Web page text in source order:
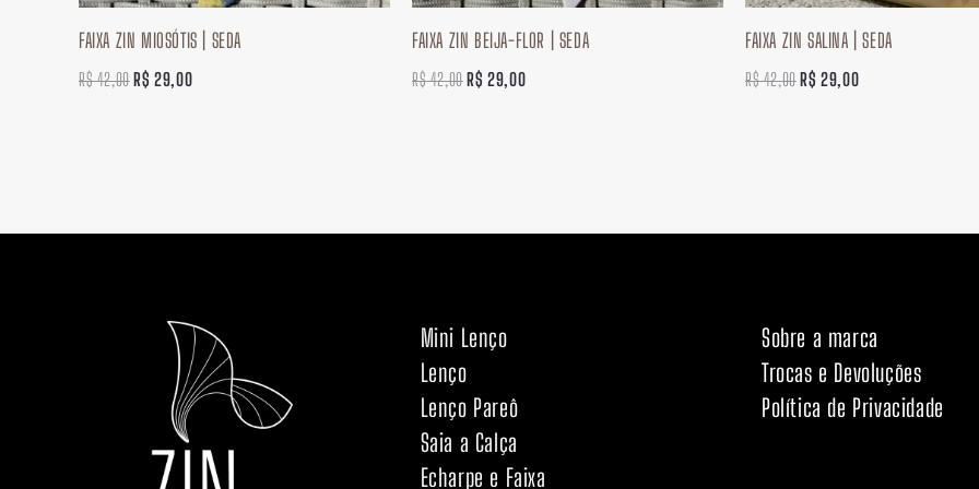
FAIXA ZIN MIOSÓTIS | SEDA
R$42,00R$ 29,00
FAIXA ZIN BEIJA-FLOR | SEDA
R$42,00R$ 29,00
FAIXA ZIN SALINA | SEDA
R$42,00R$ 29,00
Mini Lenço
Lenço
Lenço Pareô
Saia a Calça
Echarpe e Faixa
Sobre a marca
Trocas e Devoluções
Política de Privacidade